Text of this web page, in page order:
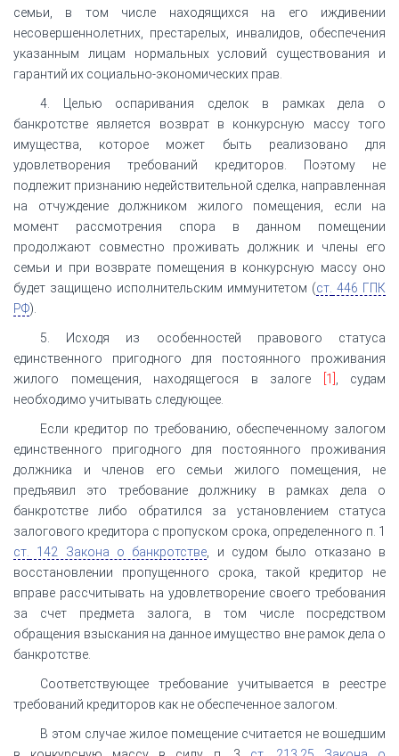
семьи, в том числе находящихся на его иждивении
несовершеннолетних, престарелых, инвалидов, обеспечения
указанным лицам нормальных условий существования и
гарантий их социально-экономических прав.
4. Целью оспаривания сделок в рамках дела о
банкротстве является возврат в конкурсную массу того
имущества, которое может быть реализовано для
удовлетворения требований кредиторов. Поэтому не
подлежит признанию недействительной сделка, направленная
на отчуждение должником жилого помещения, если на
момент рассмотрения спора в данном помещении
продолжают совместно проживать должник и члены его
семьи и при возврате помещения в конкурсную массу оно
будет защищено исполнительским иммунитетом (ст. 446 ГПК
РФ).
5. Исходя из особенностей правового статуса
единственного пригодного для постоянного проживания
жилого помещения, находящегося в залоге
[1]
, судам
необходимо учитывать следующее.
Если кредитор по требованию, обеспеченному залогом
единственного пригодного для постоянного проживания
должника и членов его семьи жилого помещения, не
предъявил это требование должнику в рамках дела о
банкротстве либо обратился за установлением статуса
залогового кредитора с пропуском срока, определенного п. 1
ст.
142 Закона о банкротстве , и судом было отказано в
восстановлении пропущенного срока, такой кредитор не
вправе рассчитывать на удовлетворение своего требования
за счет предмета залога, в том числе посредством
обращения взыскания на данное имущество вне рамок дела о
банкротстве.
Соответствующее требование учитывается в реестре
требований кредиторов как не обеспеченное залогом.
В этом случае жилое помещение считается не вошедшим